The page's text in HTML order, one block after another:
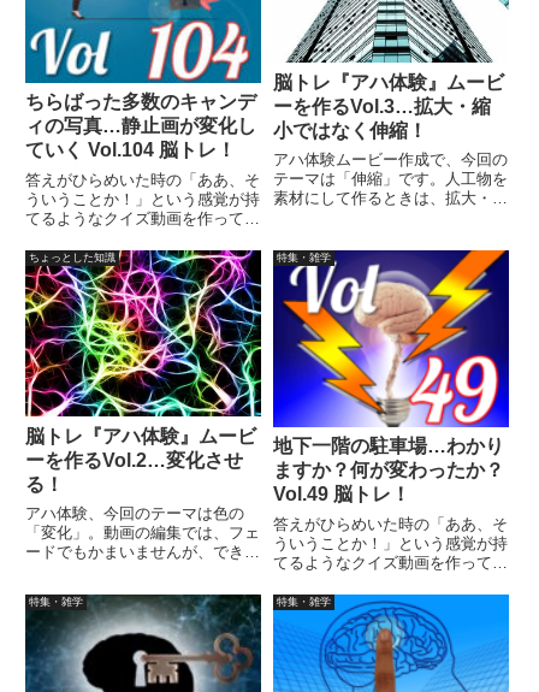
ちらばった多数のキャンデ
ィの写真…静止画が変化し
ていく Vol.104 脳トレ！
答えがひらめいた時の「ああ、そ
ういうことか！」という感覚が持
てるようなクイズ動画を作ってみ
画に答えはありませんので、最後
まで繰り返し見られます。
脳トレ『アハ体験』ムービ
ーを作るVol.3…拡大・縮
小ではなく伸縮！
アハ体験ムービー作成で、今回の
テーマは「伸縮」です。人工物を
素材にして作るときは、拡大・縮
て、完成度が高くなると思いま
す。アハ体験は、だまし絵のよう
に、「え！？」という感じが必要
だと考えます。
ちょっとした知識
脳トレ『アハ体験』ムービ
ーを作るVol.2…変化させ
る！
アハ体験、今回のテーマは色の
「変化」。動画の編集では、フェ
ードでもかまいませんが、できれ
で重要なのが、素材の色をきちん
と変えた画像の用意と「変える
色」「変えたあとの色」の選択。
特集・雑学
地下一階の駐車場…わかり
ますか？何が変わったか？
Vol.49 脳トレ！
答えがひらめいた時の「ああ、そ
ういうことか！」という感覚が持
てるようなクイズ動画を作ってみ
画に答えはありませんので、最後
まで繰り返し見られます。
特集・雑学 特集・雑学